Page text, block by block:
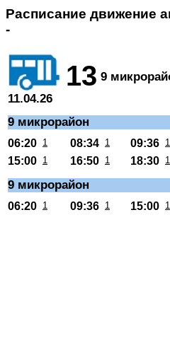
Расписание движение
-
13 9
11.04.26
9 микрорайон
06:20 1 08:34 1 09:36 1
15:00 1 16:50 1 18:30 1
9 микрорайон
06:20 1 09:36 1 15:00 1